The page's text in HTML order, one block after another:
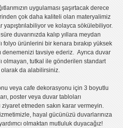
uygulamasışaşırtacak derece
çok daha kaliteli olanmateryalimiz
yapıştırılabiliyor ve kolayca sökülebiliyor.
duvarınızda kalıp yıllara meydan
folyoürünlerini bir kenara bırakıp yüksek
denemenizi tavsiye ederiz. Ayrıca duvar
olmayan, tutkal ile gönderilen standart
da alabilirsiniz.
veyacafe dekorasyonu için3 boyutlu
, posterveya duvar tabloları
ziyaret etmeden sakın karar vermeyin.
hayal gücünüzü duvarlarınıza
olmaktan mutluluk duyacağız!